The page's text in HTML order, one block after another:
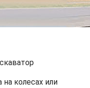
колесах или